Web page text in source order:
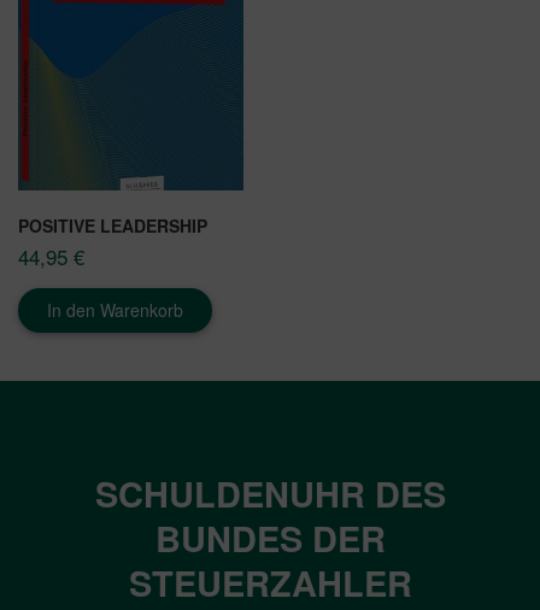
POSITIVE LEADERSHIP
44,95 €
In den Warenkorb
SCHULDENUHR DES
BUNDES DER
STEUERZAHLER